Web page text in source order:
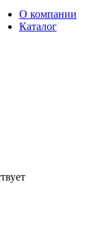
О компании
Каталог